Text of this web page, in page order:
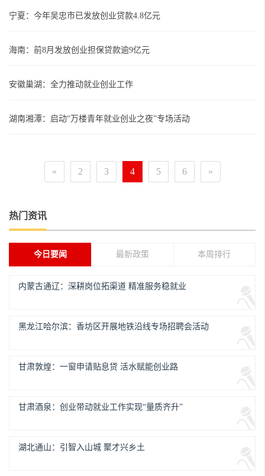
宁夏：今年吴忠市已发放创业贷款4.8亿元
海南：前8月发放创业担保贷款逾9亿元
安徽巢湖：全力推动就业创业工作
湖南湘潭：启动“万楼青年就业创业之夜”专场活动
« 2 3 4 5 6 »
热门资讯
今日要闻 最新政策 本周排行
内蒙古通辽：深耕岗位拓渠道 精准服务稳就业
黑龙江哈尔滨：香坊区开展地铁沿线专场招聘会活动
甘肃敦煌：一窗申请贴息贷 活水赋能创业路
甘肃酒泉：创业带动就业工作实现“量质齐升”
湖北通山：引智入山城 聚才兴乡土